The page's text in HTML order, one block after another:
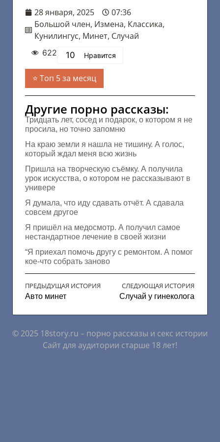
28 января, 2025
07:36
Большой член, Измена, Классика,
Кунилингус, Минет, Случай
622 10 Нравится
Топ 5 за месяц
Другие порно рассказы:
Тридцать лет, сосед и подарок, о котором я не
просила, но точно запомню
На краю земли я нашла не тишину. А голос,
который ждал меня всю жизнь
Пришла на творческую съёмку. А получила
урок искусства, о котором не рассказывают в
универе
Я думала, что иду сдавать отчёт. А сдавала
совсем другое
Я пришёл на медосмотр. А получил самое
нестандартное лечение в своей жизни
“Я приехал помочь другу с ремонтом. А помог
кое-что собрать заново
ПРЕДЫДУЩАЯ ИСТОРИЯ
Авто минет
СЛЕДУЮЩАЯ ИСТОРИЯ
Случай у гинеколога
© 2025 18story.ru – порно рассказы и секс истории
Сайт для аудитории старше 18 лет!